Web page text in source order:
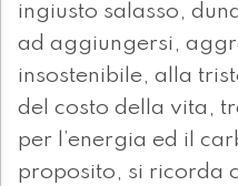
ingiusto salasso,
ad aggiungersi,
insostenibile, alla
del costo della vita,
per l’energia ed il
proposito, si ricorda